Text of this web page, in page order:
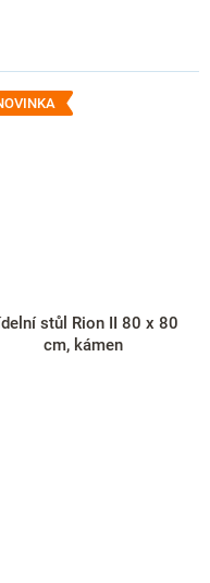
stůl Rion II 80 x 80
cm, kámen